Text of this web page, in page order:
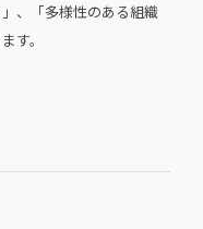
、「多様性のある組織
す。